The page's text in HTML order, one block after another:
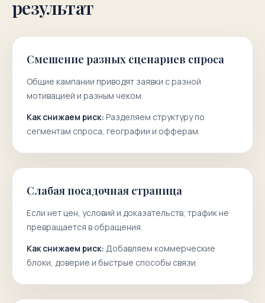
результат
Смешение разных сценариев спроса
Общие кампании приводят заявки с разной
мотивацией и разным чеком.
Как снижаем риск: Разделяем структуру по
сегментам спроса, географии и офферам.
Слабая посадочная страница
Если нет цен, условий и доказательств, трафик не
превращается в обращения.
Как снижаем риск: Добавляем коммерческие
блоки, доверие и быстрые способы связи.